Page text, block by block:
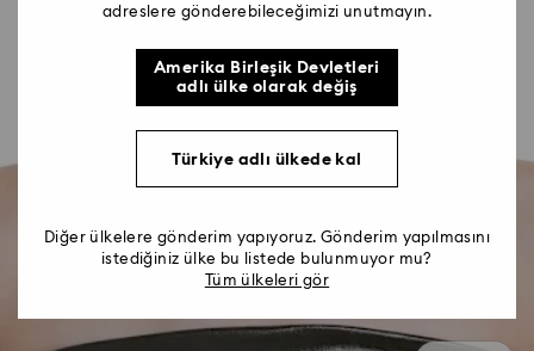
adreslere gönderebileceğimizi unutmayın.
Amerika Birleşik Devletleri
adlı ülke olarak değiş
Türkiye adlı ülkede kal
Diğer ülkelere gönderim yapıyoruz. Gönderim yapılmasını
istediğiniz ülke bu listede bulunmuyor mu?
Tüm ülkeleri gör